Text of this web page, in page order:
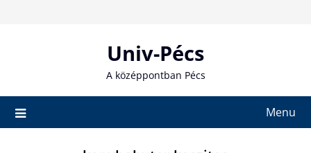
Univ-Pécs
A középpontban Pécs
Menu